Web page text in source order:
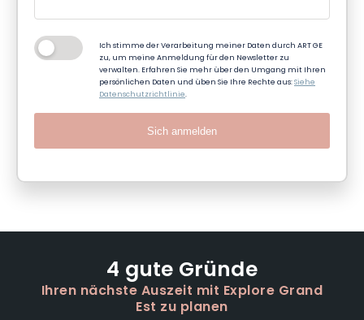
Ich stimme der Verarbeitung meiner Daten durch ART GE
zu, um meine Anmeldung für den Newsletter zu
verwalten. Erfahren Sie mehr über den Umgang mit Ihren
persönlichen Daten und üben Sie Ihre Rechte aus:Siehe
Datenschutzrichtlinie.
Sich anmelden
4 gute Gründe
Ihren nächste Auszeit mit Explore Grand
Est zu planen